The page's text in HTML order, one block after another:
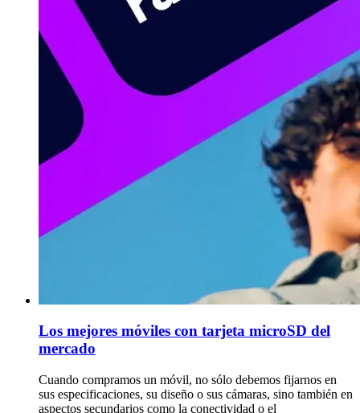
Los mejores móviles con tarjeta microSD del
mercado
Cuando compramos un móvil, no sólo debemos fijarnos en
sus especificaciones, su diseño o sus cámaras, sino también en
aspectos secundarios como la conectividad o el